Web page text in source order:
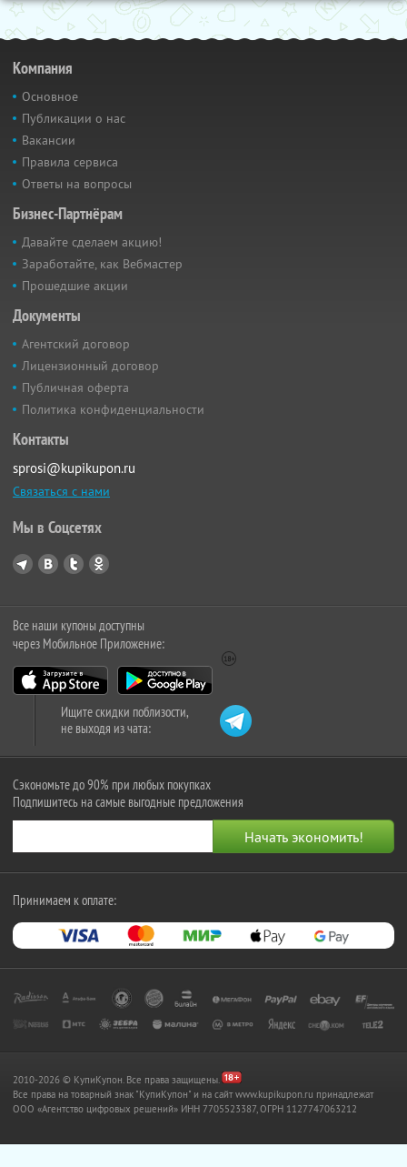
Компания
Основное
Публикации о нас
Вакансии
Правила сервиса
Ответы на вопросы
Бизнес-Партнёрам
Давайте сделаем акцию!
Заработайте, как Вебмастер
Прошедшие акции
Документы
Агентский договор
Лицензионный договор
Публичная оферта
Политика конфиденциальности
Контакты
sprosi@kupikupon.ru
Связаться с нами
Мы в Соцсетях
Все наши купоны доступны
через Мобильное Приложение:
Ищите скидки поблизости,
не выходя из чата:
Сэкономьте до 90% при любых покупках
Подпишитесь на самые выгодные предложения
Принимаем к оплате:
2010-2026 © КупиКупон. Все права защищены.
Все права на товарный знак "КупиКупон" и на сайт www.kupikupon.ru принадлежат
OOO «Агентство цифровых решений» ИНН 7705523387, ОГРН 1127747063212